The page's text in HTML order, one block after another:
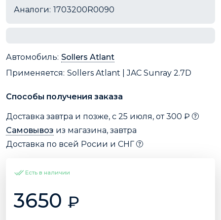
Аналоги: 1703200R0090
Автомобиль: Sollers Atlant
Применяется: Sollers Atlant | JAC Sunray 2.7D
Способы получения заказа
Доставка завтра и позже, с 25 июля, от 300 ₽
Самовывоз из магазина, завтра
Доставка по всей Росии и СНГ
Есть в наличии
3650 ₽